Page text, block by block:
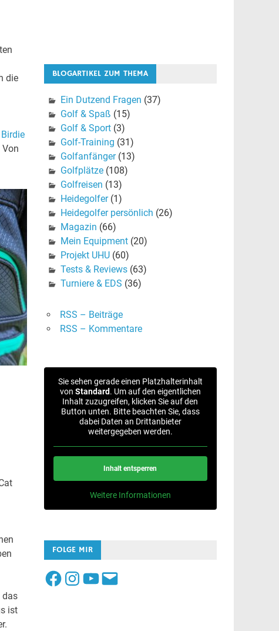
die
das
ist
BLOGARTIKEL ZUM THEMA
Ein Dutzend Fragen (37)
Golf & Spaß (15)
Golf & Sport(3)
Golf-Training (31)
Golfanfänger(13)
Golfplätze(108)
Golfreisen (13)
Heidegolfer(1)
Heidegolfer persönlich (26)
Magazin (66)
Mein Equipment(20)
Projekt UHU(60)
Tests & Reviews(63)
Turniere & EDS (36)
RSS – Beiträge
RSS – Kommentare
Sie sehen gerade einen Platzhalterinhalt
von Standard. Um auf den eigentlichen
Inhalt zuzugreifen, klicken Sie auf den
Button unten. Bitte beachten Sie, dass
dabei Daten an Drittanbieter
weitergegeben werden.
Inhalt entsperren
Weitere Informationen
FOLGE MIR
FacebookInstagram
YouTube
E-
Mail